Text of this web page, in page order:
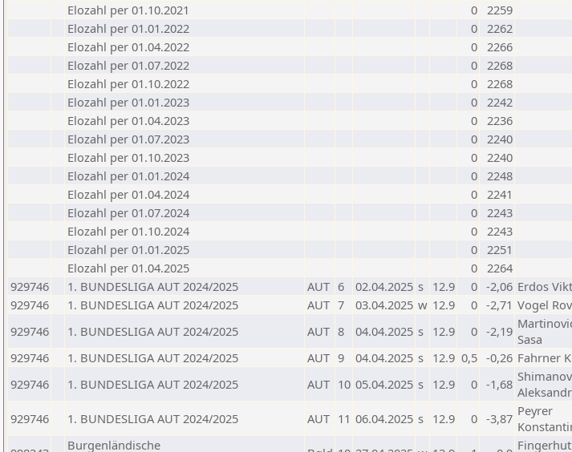
Elozahl per 01.10.2021
0 2259
Elozahl per 01.01.2022
0 2262
Elozahl per 01.04.2022
0 2266
Elozahl per 01.07.2022
0 2268
Elozahl per 01.10.2022
0 2268
Elozahl per 01.01.2023
0 2242
Elozahl per 01.04.2023
0 2236
Elozahl per 01.07.2023
0 2240
Elozahl per 01.10.2023
0 2240
Elozahl per 01.01.2024
0 2248
Elozahl per 01.04.2024
0 2241
Elozahl per 01.07.2024
0 2243
Elozahl per 01.10.2024
0 2243
Elozahl per 01.01.2025
0 2251
Elozahl per 01.04.2025
0 2264
929746
1. BUNDESLIGA AUT 2024/2025 AUT 6 02.04.2025 s 12.9 0 -2,06 Erdos
929746
1. BUNDESLIGA AUT 2024/2025 AUT 7 03.04.2025 w 12.9 0 -2,71 Vogel
929746
1. BUNDESLIGA AUT 2024/2025 AUT 8 04.04.2025 s 12.9 0 -2,19 Sasa
929746
1. BUNDESLIGA AUT 2024/2025 AUT 9 04.04.2025 s 12.9 0,5 -0,26 Fahrner
929746
1. BUNDESLIGA AUT 2024/2025 AUT 10 05.04.2025 s 12.9 0 -1,68 Shimanov
Aleksandr
929746 1. BUNDESLIGA AUT 2024/2025 AUT 11 06.04.2025 s 12.9 0 -3,87 Peyrer
Burgenländische Fingerhut